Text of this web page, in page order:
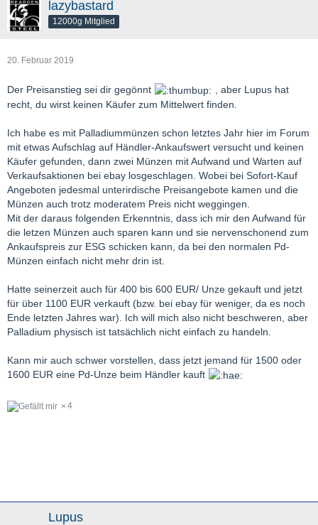
lazybastard
12000g Mitglied
20. Februar 2019
Der Preisanstieg sei dir gegönnt
, aber Lupus hat
recht, du wirst keinen Käufer zum Mittelwert finden.
Ich habe es mit Palladiummünzen schon letztes Jahr hier im Forum
mit etwas Aufschlag auf Händler-Ankaufswert versucht und keinen
Käufer gefunden, dann zwei Münzen mit Aufwand und Warten auf
Verkaufsaktionen bei ebay losgeschlagen. Wobei bei Sofort-Kauf
Angeboten jedesmal unterirdische Preisangebote kamen und die
Münzen auch trotz moderatem Preis nicht weggingen.
Mit der daraus folgenden Erkenntnis, dass ich mir den Aufwand für
die letzen Münzen auch sparen kann und sie nervenschonend zum
Ankaufspreis zur ESG schicken kann, da bei den normalen Pd-
Münzen einfach nicht mehr drin ist.
Hatte seinerzeit auch für 400 bis 600 EUR/ Unze gekauft und jetzt
für über 1100 EUR verkauft (bzw. bei ebay für weniger, da es noch
Ende letzten Jahres war). Ich will mich also nicht beschweren, aber
Palladium physisch ist tatsächlich nicht einfach zu handeln.
Kann mir auch schwer vorstellen, dass jetzt jemand für 1500 oder
1600 EUR eine Pd-Unze beim Händler kauft
4
Lupus